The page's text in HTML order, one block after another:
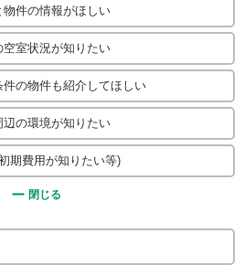
物件の情報がほしい
空室状況が知りたい
件の物件も紹介してほしい
辺の環境が知りたい
期費用が知りたい等)
閉じる